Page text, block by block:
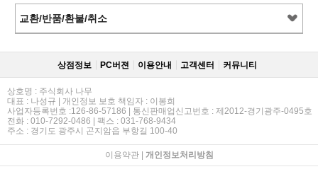
교환/반품/환불/취소
상점정보 PC버젼 이용안내 고객센터 커뮤니티
상호명 : 주식회사 나무
대표 : 나성규 | 개인정보 보호 책임자 : 이봉희
사업자등록번호 :126-86-57186 | 통신판매업신고번호 : 제2012-경기광주-0495호
전화 : 010-7292-0486 | 팩스 : 031-768-9434
주소 : 경기도 광주시 곤지암읍 부항길 100-40
이용약관| 개인정보처리방침